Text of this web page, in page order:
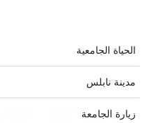
الحياة الجامعية
مدينة نابلس
زيارة الجامعة